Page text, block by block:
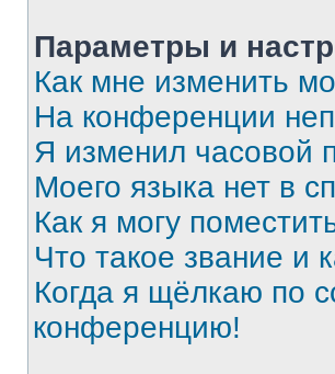
Параметры и
Как мне изменить
На конференции
Я изменил часовой
Моего языка нет в
Как я могу
Что такое звание и
Когда я щёлкаю по
конференцию!